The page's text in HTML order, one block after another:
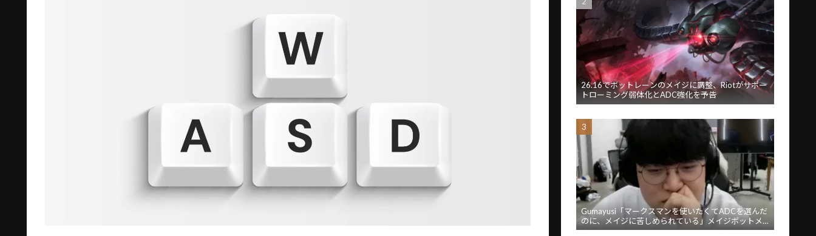
26.16でボットレーンのメイジに調整、Riotがサポー
トローミング弱体化とADC強化を予告
Gumayusi「マークスマンを使いたくてADCを選んだ
のに、メイジに苦しめられている」メイジボットメ
タに苦言